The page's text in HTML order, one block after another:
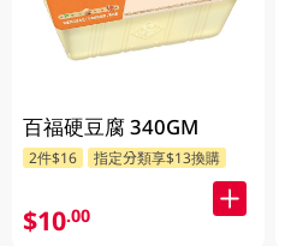
百福硬豆腐 340GM
2件$16 指定分類享$13換購
$10.00